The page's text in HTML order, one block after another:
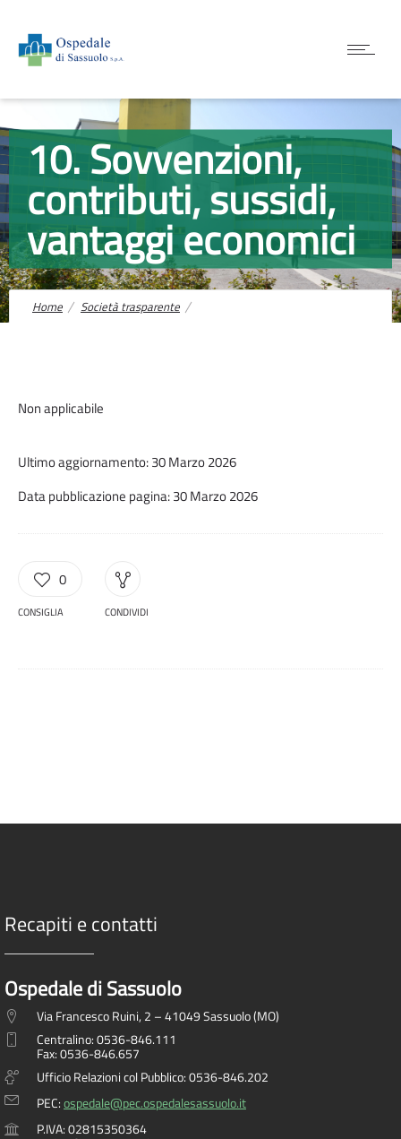
10. Sovvenzioni,
contributi, sussidi,
vantaggi economici
Home
Società trasparente
Non applicabile
Ultimo aggiornamento: 30 Marzo 2026
Data pubblicazione pagina: 30 Marzo 2026
0
CONSIGLIA CONDIVIDI
Recapiti e contatti
Ospedale di Sassuolo
Via Francesco Ruini, 2 – 41049 Sassuolo (MO)
Centralino: 0536-846.111
Fax: 0536-846.657
Ufficio Relazioni col Pubblico: 0536-846.202
PEC:ospedale@pec.ospedalesassuolo.it
P.IVA: 02815350364